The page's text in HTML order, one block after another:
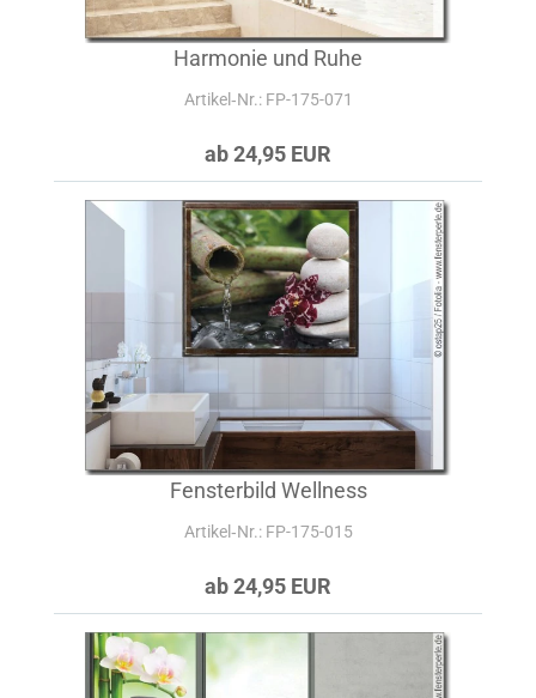
Harmonie und Ruhe
Artikel‑Nr.: FP-175-071
ab 24,95 EUR
Fensterbild Wellness
Artikel‑Nr.: FP-175-015
ab 24,95 EUR